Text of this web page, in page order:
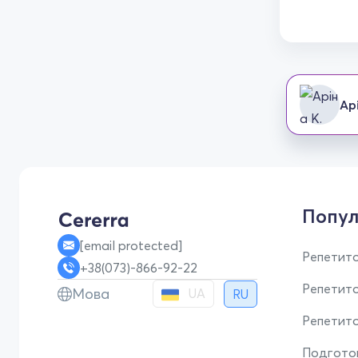
[email protected]
+38(073)-866-92-22
Мова UA RU